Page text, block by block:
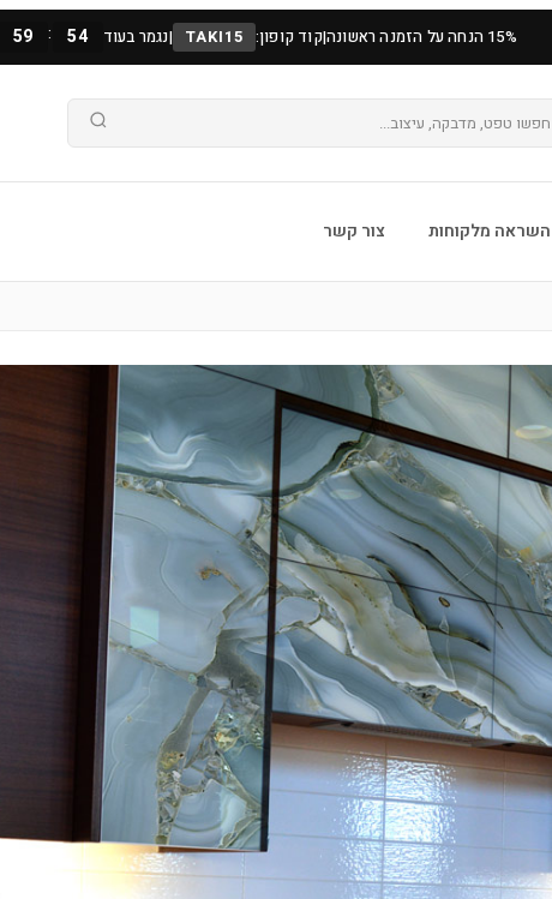
15% הנחה על הזמנה ראשונה |קוד קופון: TAKI15
|נגמר בעוד 59 : 52
השראה מלקוחות צור קשר